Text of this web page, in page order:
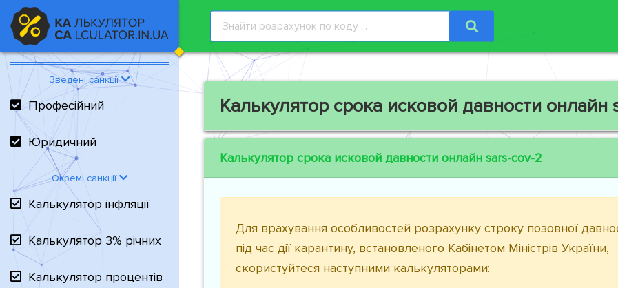
Зведені санкції
Професійний
Юридичний
Окремі санкції
Калькулятор інфляції
Калькулятор 3% річних
Калькулятор процентів
Калькулятор срока исковой давности онлайн
Калькулятор срока исковой давности онлайн sars-cov-2
Для врахування особливостей розрахунку строку позовної
під час дії карантину, встановленого Кабінетом Міністрів України,
скористуйтеся наступними калькуляторами: